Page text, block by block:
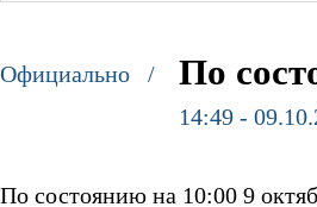
Официально / По
14:49 -
По состоянию на 10:00 9